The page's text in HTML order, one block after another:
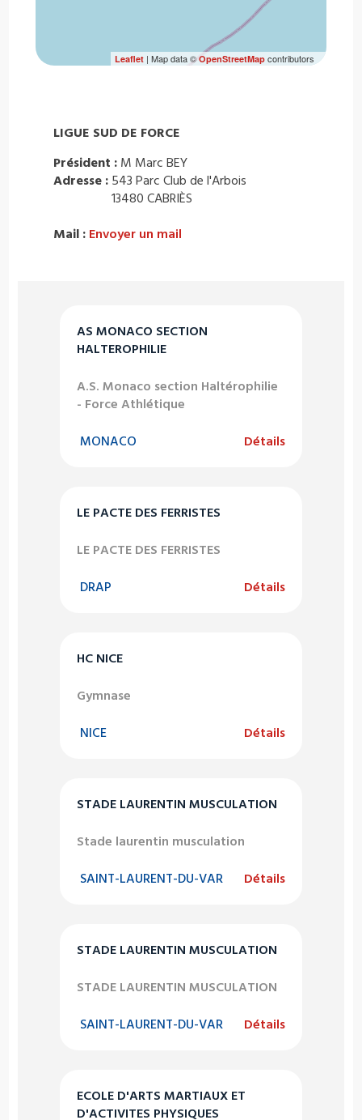
AS MONACO SECTION
HALTEROPHILIE
A.S. Monaco section Haltérophilie
- Force Athlétique
MONACO Détails
LE PACTE DES FERRISTES
LE PACTE DES FERRISTES
DRAP Détails
HC NICE
Gymnase
NICE Détails
STADE LAURENTIN MUSCULATION
Stade laurentin musculation
SAINT-LAURENT-DU-VAR Détails
STADE LAURENTIN MUSCULATION
STADE LAURENTIN MUSCULATION
SAINT-LAURENT-DU-VAR Détails
ECOLE D'ARTS MARTIAUX ET
D'ACTIVITES PHYSIQUES
Leaflet| Map data ©OpenStreetMapcontributors
LIGUE SUD DE FORCE
Président : M Marc BEY
Adresse : 543 Parc Club de l'Arbois
13480 CABRIÈS
Mail : Envoyer un mail